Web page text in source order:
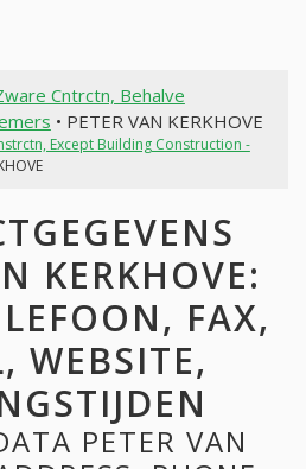
Cntrctn, Behalve
• PETER VAN KERKHOVE
Except Building Construction -
KERKHOVE:
FAX,
WEBSITE,
PETER VAN